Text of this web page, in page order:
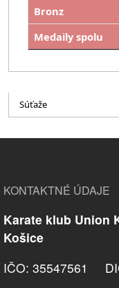
Bronz
Medaily spolu
Súťaže
KONTAKTNÉ ÚDAJE
Karate klub Union
Košice
IČO: 35547561